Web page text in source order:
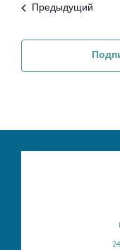
Предыдущий